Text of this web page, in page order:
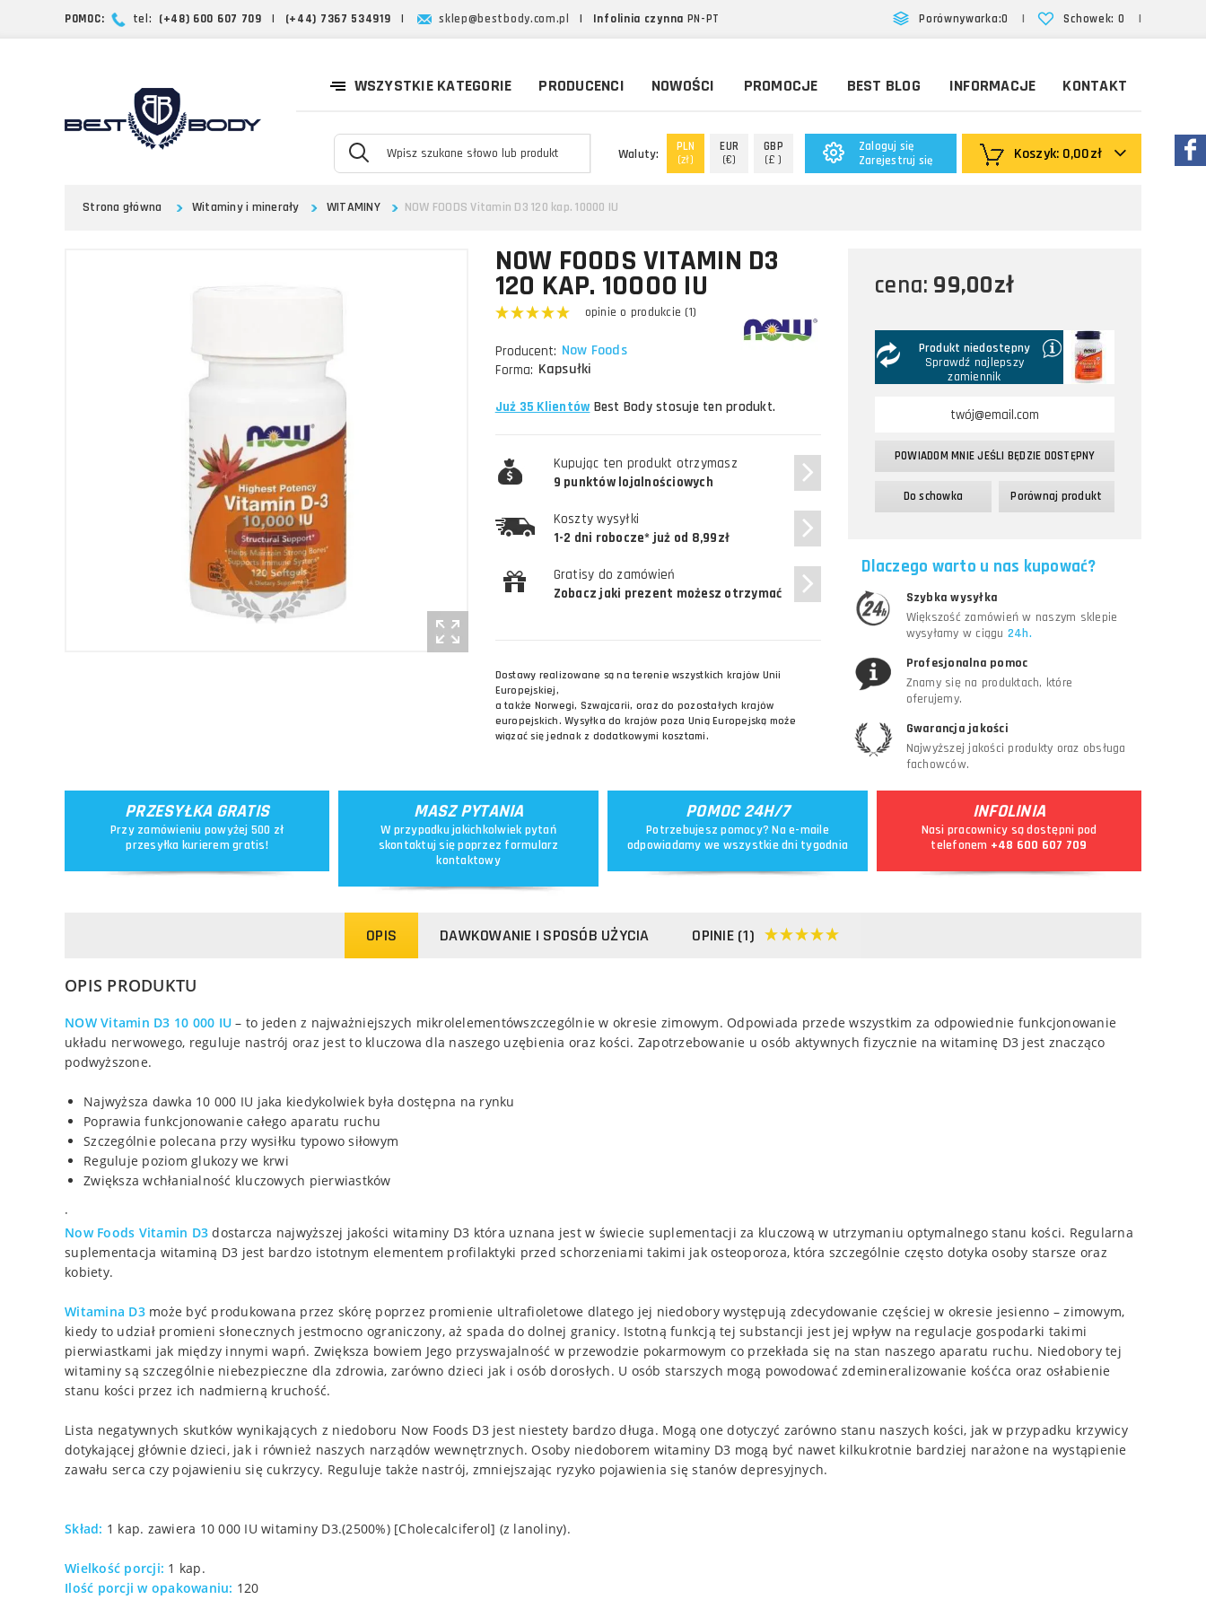
Schowek: 0 |
Porównywarka:0 |
POMOC: tel: (+48) 600 607 709 | (+44) 7367 534919 | sklep@bestbody.com.pl | Infolinia czynna PN-PT
WSZYSTKIE KATEGORIE PRODUCENCI NOWOŚCI PROMOCJE BEST BLOG INFORMACJE KONTAKT
Koszyk: 0,00zł
Zaloguj się
Zarejestruj się
Waluty:
PLN
(zł)
EUR
(€)
GBP
(£ )
Strona główna Witaminy i minerały WITAMINY NOW FOODS Vitamin D3 120 kap. 10000 IU
NOW FOODS VITAMIN D3
120 KAP. 10000 IU
opinie o produkcie (1)
Producent: Now Foods
Forma: Kapsułki
Już 35 Klientów Best Body stosuje ten produkt.
Kupując ten produkt otrzymasz
9 punktów lojalnościowych
Koszty wysyłki
1-2 dni robocze* już od 8,99zł
Gratisy do zamówień
Zobacz jaki prezent możesz otrzymać
Dostawy realizowane są na terenie wszystkich krajów Unii
Europejskiej,
a także Norwegi, Szwajcarii, oraz do pozostałych krajów
europejskich. Wysyłka do krajów poza Unią Europejską może
wiązać się jednak z dodatkowymi kosztami.
cena: 99,00zł
Produkt niedostępny
Sprawdź najlepszy
zamiennik
POWIADOM MNIE JEŚLI BĘDZIE DOSTĘPNY
Do schowka Porównaj produkt
Dlaczego warto u nas kupować?
Szybka wysyłka
Większość zamówień w naszym sklepie
wysyłamy w ciągu 24h.
Profesjonalna pomoc
Znamy się na produktach, które
oferujemy.
Gwarancja jakości
Najwyższej jakości produkty oraz obsługa
fachowców.
PRZESYŁKA GRATIS
Przy zamówieniu powyżej 500 zł
przesyłka kurierem gratis!
MASZ PYTANIA
W przypadku jakichkolwiek pytań
skontaktuj się poprzez formularz
kontaktowy
POMOC 24H/7
Potrzebujesz pomocy? Na e-maile
odpowiadamy we wszystkie dni tygodnia
INFOLINIA
Nasi pracownicy są dostępni pod
telefonem +48 600 607 709
OPIS DAWKOWANIE I SPOSÓB UŻYCIA OPINIE (1)
OPIS PRODUKTU
NOW Vitamin D3 10 000 IU – to jeden z najważniejszych mikrolelementówszczególnie w okresie zimowym. Odpowiada przede wszystkim za odpowiednie funkcjonowanie
układu nerwowego, reguluje nastrój oraz jest to kluczowa dla naszego uzębienia oraz kości. Zapotrzebowanie u osób aktywnych fizycznie na witaminę D3 jest znacząco
podwyższone.
Najwyższa dawka 10 000 IU jaka kiedykolwiek była dostępna na rynku
Poprawia funkcjonowanie całego aparatu ruchu
Szczególnie polecana przy wysiłku typowo siłowym
Reguluje poziom glukozy we krwi
Zwiększa wchłanialność kluczowych pierwiastków
·
Now Foods Vitamin D3 dostarcza najwyższej jakości witaminy D3 która uznana jest w świecie suplementacji za kluczową w utrzymaniu optymalnego stanu kości. Regularna
suplementacja witaminą D3 jest bardzo istotnym elementem profilaktyki przed schorzeniami takimi jak osteoporoza, która szczególnie często dotyka osoby starsze oraz
kobiety.
Witamina D3może być produkowana przez skórę poprzez promienie ultrafioletowe dlatego jej niedobory występują zdecydowanie częściej w okresie jesienno – zimowym,
kiedy to udział promieni słonecznych jestmocno ograniczony, aż spada do dolnej granicy. Istotną funkcją tej substancji jest jej wpływ na regulacje gospodarki takimi
pierwiastkami jak między innymi wapń. Zwiększa bowiem Jego przyswajalność w przewodzie pokarmowym co przekłada się na stan naszego aparatu ruchu. Niedobory tej
witaminy są szczególnie niebezpieczne dla zdrowia, zarówno dzieci jak i osób dorosłych. U osób starszych mogą powodować zdemineralizowanie kośćca oraz osłabienie
stanu kości przez ich nadmierną kruchość.
Lista negatywnych skutków wynikających z niedoboru Now Foods D3 jest niestety bardzo długa. Mogą one dotyczyć zarówno stanu naszych kości, jak w przypadku krzywicy
dotykającej głównie dzieci, jak i również naszych narządów wewnętrznych. Osoby niedoborem witaminy D3 mogą być nawet kilkukrotnie bardziej narażone na wystąpienie
zawału serca czy pojawieniu się cukrzycy. Reguluje także nastrój, zmniejszając ryzyko pojawienia się stanów depresyjnych.
Skład: 1 kap. zawiera 10 000 IU witaminy D3.(2500%) [Cholecalciferol] (z lanoliny).
Wielkość porcji: 1 kap.
Ilość porcji w opakowaniu: 120